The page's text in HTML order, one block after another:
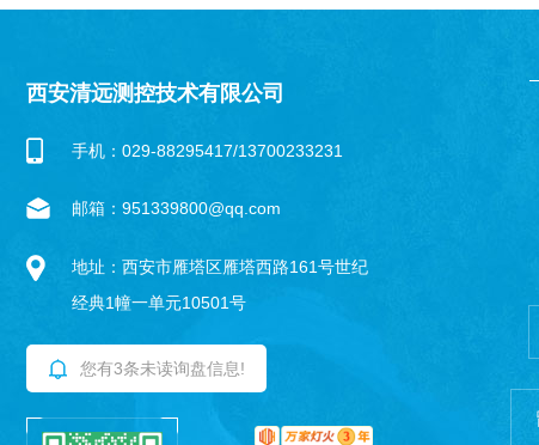
西安清远测控技术有限公司
手机：029-88295417/13700233231
邮箱：951339800@qq.com
地址：西安市雁塔区雁塔西路161号世纪
经典1幢一单元10501号
您有3条未读询盘信息!